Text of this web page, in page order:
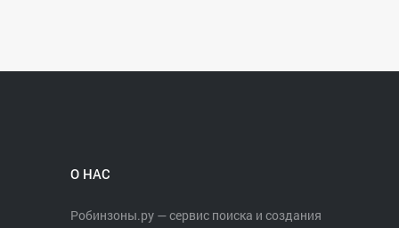
О НАС
Робинзоны.ру — сервис поиска и создания